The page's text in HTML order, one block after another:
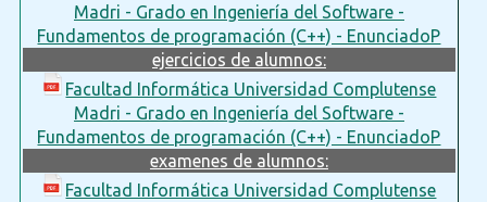
Madri - Grado en Ingeniería del Software -
Fundamentos de programación (C++) - EnunciadoP
ejercicios de alumnos:
Facultad Informática Universidad Complutense
Madri - Grado en Ingeniería del Software -
Fundamentos de programación (C++) - EnunciadoP
examenes de alumnos:
Facultad Informática Universidad Complutense